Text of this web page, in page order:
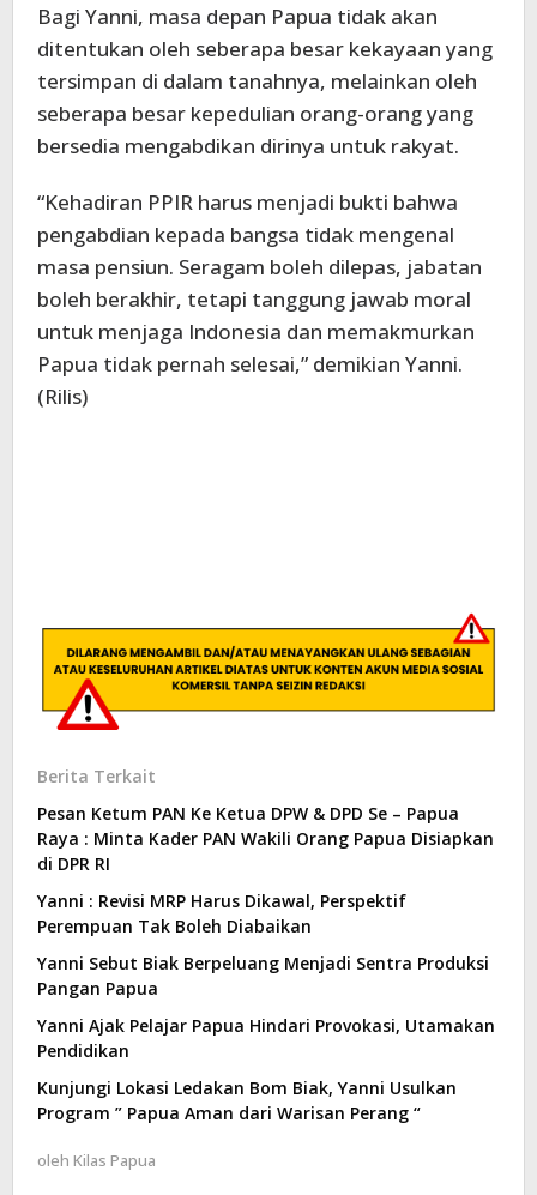
Bagi Yanni, masa depan Papua tidak akan
ditentukan oleh seberapa besar kekayaan yang
tersimpan di dalam tanahnya, melainkan oleh
seberapa besar kepedulian orang-orang yang
bersedia mengabdikan dirinya untuk rakyat.
“Kehadiran PPIR harus menjadi bukti bahwa
pengabdian kepada bangsa tidak mengenal
masa pensiun. Seragam boleh dilepas, jabatan
boleh berakhir, tetapi tanggung jawab moral
untuk menjaga Indonesia dan memakmurkan
Papua tidak pernah selesai,” demikian Yanni.
(Rilis)
Berita Terkait
Pesan Ketum PAN Ke Ketua DPW & DPD Se – Papua
Raya : Minta Kader PAN Wakili Orang Papua Disiapkan
di DPR RI
Yanni : Revisi MRP Harus Dikawal, Perspektif
Perempuan Tak Boleh Diabaikan
Yanni Sebut Biak Berpeluang Menjadi Sentra Produksi
Pangan Papua
Yanni Ajak Pelajar Papua Hindari Provokasi, Utamakan
Pendidikan
Kunjungi Lokasi Ledakan Bom Biak, Yanni Usulkan
Program ” Papua Aman dari Warisan Perang “
oleh Kilas Papua